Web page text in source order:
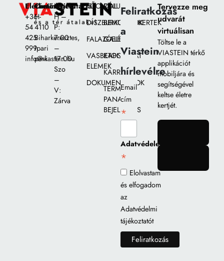
Elérhetőségek:
+36
54
425
999
info@viastein.hu
Címünk:
H-
4110
Biharkeresztes,
Ipari
park
Nyitvatartás
H –
P:
7:00
–
17:00
Szo
–
V:
Zárva
FŐOLDAL
DÍSZBURKOLATOK
FALAZÓELEMEK
VASBETON
ELEMEK
DOKUMENTUMOK
RÓLUNK
BEMUTATÓKERTEK
GALÉRIA
KAPCSOLAT
KARRIER
TERMÉK
PANASZ
BEJELENTÉS
Feliratkozás
a
Viastein
hírlevélre
Email
cím
*
Adatvédelem
*
Elolvastam
és elfogadom
az
Adatvédelmi
tájékoztatót
Tervezze meg
udvarát
virtuálisan
Töltse le a
VIASTEIN térkő
applikációt
mobiljára és
segítségével
keltse életre
kertjét.